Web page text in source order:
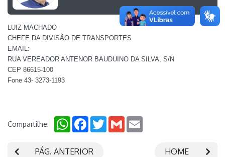
LUIZ MACHADO
CHEFE DA DIVISÃO DE TRANSPORTES
EMAIL:
RUA VEREADOR ANTENOR BAUDUINO DA SILVA, S/N
CEP 86615-100
Fone 43- 3273-1193
Compartilhe: WhatsAppFacebookTwitterGmail
PÁG. ANTERIOR HOME